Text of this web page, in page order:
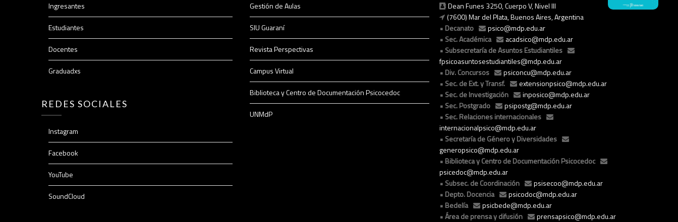
Ingresantes
Estudiantes
Docentes
Graduadxs
REDES SOCIALES
Instagram
Facebook
YouTube
SoundCloud
Gestión de Aulas
SIU Guaraní
Revista Perspectivas
Campus Virtual
Biblioteca y Centro de Documentación Psicocedoc
UNMdP
Dean Funes 3250, Cuerpo V, Nivel III
(7600) Mar del Plata, Buenos Aires, Argentina
Decanato
psico@mdp.edu.ar
Sec. Académica
acadsico@mdp.edu.ar
Subsecretaría de Asuntos Estudiantiles
fpsicoasuntosestudiantiles@mdp.edu.ar
Div. Concursos
psiconcu@mdp.edu.ar
Sec. de Ext. y Transf.
extensionpsico@mdp.edu.ar
Sec. de Investigación
inposico@mdp.edu.ar
Sec. Postgrado
psipostg@mdp.edu.ar
Sec. Relaciones internacionales
internacionalpsico@mdp.edu.ar
Secretaría de Género y Diversidades
generopsico@mdp.edu.ar
Biblioteca y Centro de Documentación Psicocedoc
psicedoc@mdp.edu.ar
Subsec. de Coordinación
psisecoo@mdp.edu.ar
Depto. Docencia
psicodoc@mdp.edu.ar
Bedelía
psicbede@mdp.edu.ar
Área de prensa y difusión
prensapsico@mdp.edu.ar